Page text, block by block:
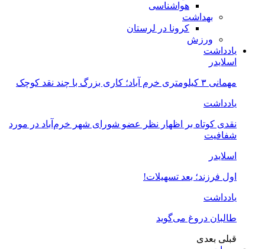
هواشناسی
بهداشت
کرونا در لرستان
ورزش
یادداشت
اسلایدر
مهمانی ۳ کیلومتری خرم آباد؛ کاری بزرگ با چند نقد کوچک
یادداشت
نقدی کوتاه بر اظهار نظر عضو شورای شهر خرم‌آباد در مورد
شفافیت
اسلایدر
اول فرزند؛ بعد تسهیلات!
یادداشت
طالبان دروغ می‌گوید
قبلی بعدی